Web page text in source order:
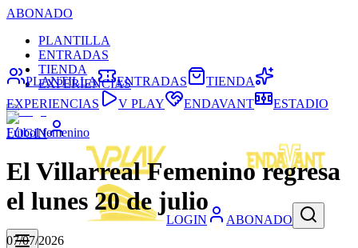
ABONADO
PLANTILLA
ENTRADAS
TIENDA
EXPERIENCIAS
LOGIN
LOGIN ABONADO
PLANTILLA ENTRADAS
TIENDA
EXPERIENCIAS
V PLAY ENDAVANT ESTADIO
Fútbol femenino
El Villarreal Femenino regresa
el lunes 20 de julio
07/07/2026